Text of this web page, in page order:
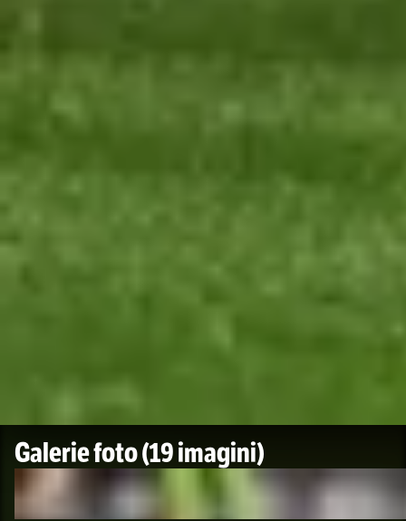
Galerie foto(19 imagini)